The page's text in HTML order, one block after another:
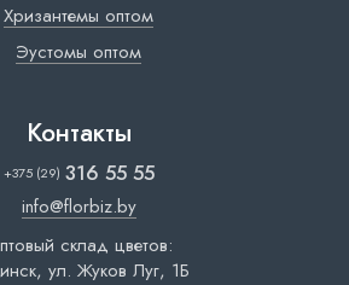
Хризантемы оптом
Эустомы оптом
Контакты
+375 (29) 316 55 55
info@florbiz.by
склад цветов:
ул. Жуков Луг, 1Б